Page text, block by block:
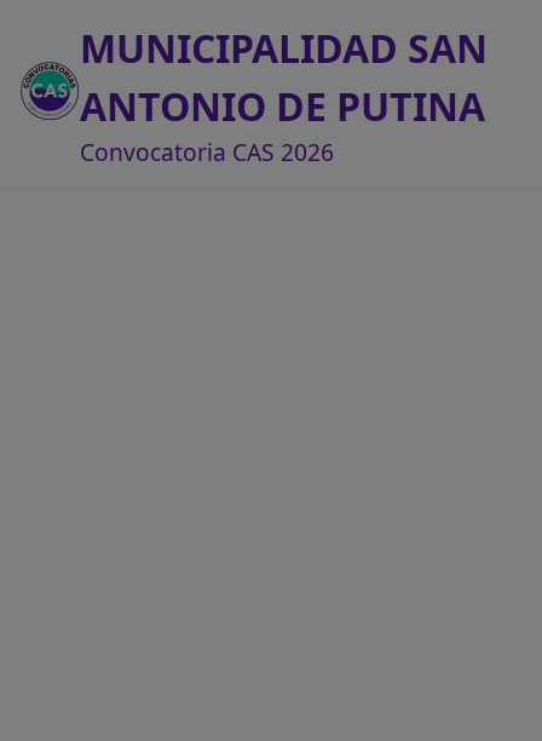
MUNICIPALIDAD SAN
ANTONIO DE PUTINA
Convocatoria CAS 2026